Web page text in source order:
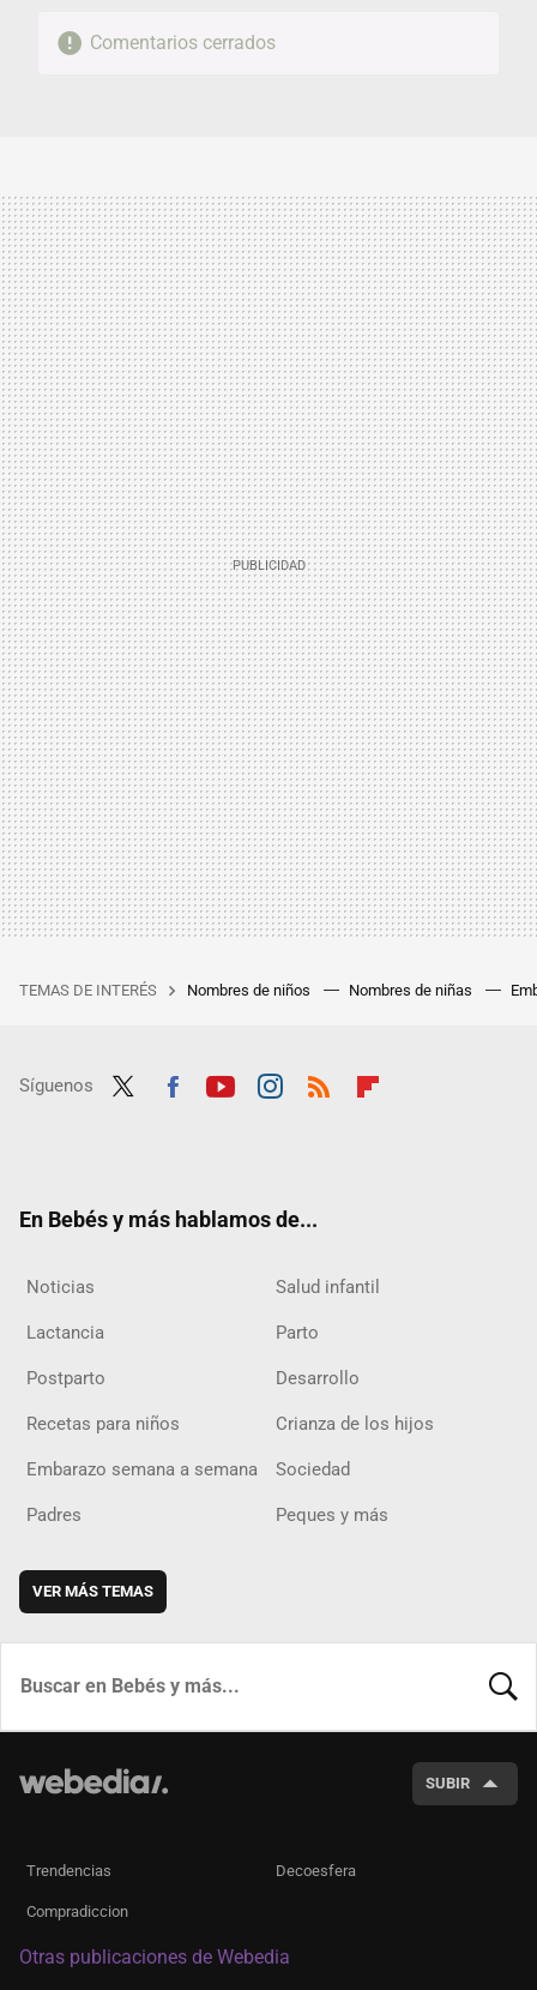
Comentarios cerrados
TEMAS DE INTERÉS Nombres de niños Nombres de niñas
Síguenos
En Bebés y más hablamos de...
Noticias Salud infantil
Lactancia Parto
Postparto Desarrollo
Recetas para niños Crianza de los hijos
Embarazo semana a semana Sociedad
Padres Peques y más
VER MÁS TEMAS
SUBIR
Trendencias Decoesfera
Compradiccion
Otras publicaciones de Webedia